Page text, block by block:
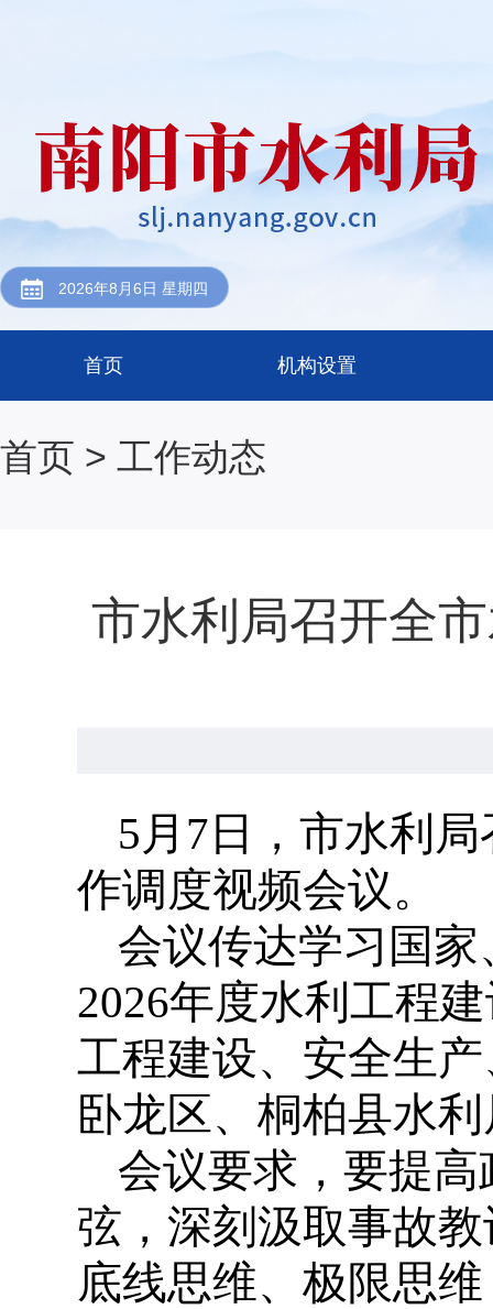
2026年8月6日 星期四
首页 机构设置
首页 > 工作动态
市水利局召开全
5月7日，市水利
作调度视频会议。
会议传达学习国
2026年度水利工程
工程建设、安全生
卧龙区、桐柏县水
会议要求，要提
弦，深刻汲取事故
底线思维、极限思